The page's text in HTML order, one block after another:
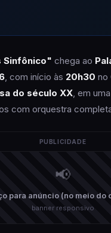
Sinfônico" chega ao
, com início às 20h30 no
do século XX, em
com orquestra
PUBLICIDADE
📢
para anúncio (no meio do
banner responsivo